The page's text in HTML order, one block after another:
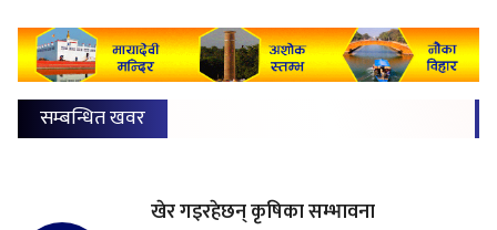
सम्बन्धित खवर
खेर गइरहेछन् कृषिका सम्भावना